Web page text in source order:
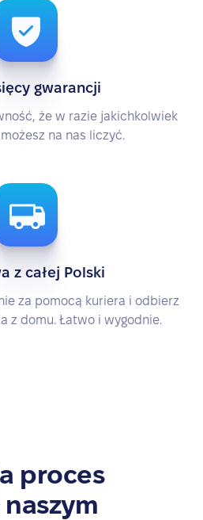
gwarancji
że w razie jakichkolwiek
na nas liczyć.
z całej Polski
za pomocą kuriera i odbierz
z domu. Łatwo i wygodnie.
proces